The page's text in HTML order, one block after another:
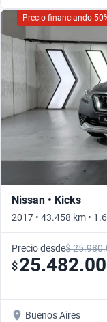
Precio financiando
Nissan • Kicks
2017 • 43.458 km •
Precio desde$
$
Buenos Aires